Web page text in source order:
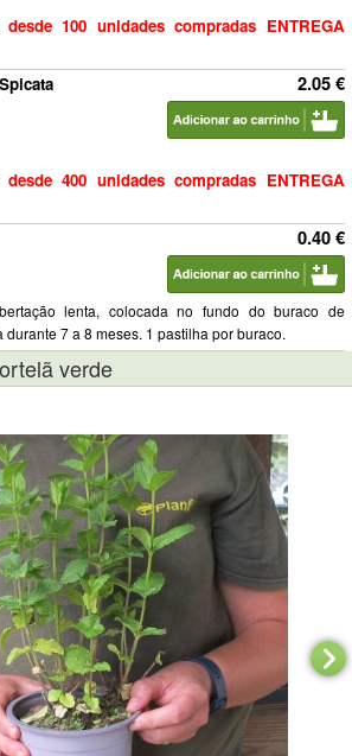
desde 100 unidades compradas ENTREGA
2.05 €
desde 400 unidades compradas ENTREGA
0.40 €
lenta, colocada no fundo do buraco de
7 a 8 meses. 1 pastilha por buraco.
verde